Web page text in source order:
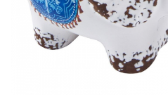
Textile Bucatarie
Fete de masa
Prosoape si lavete